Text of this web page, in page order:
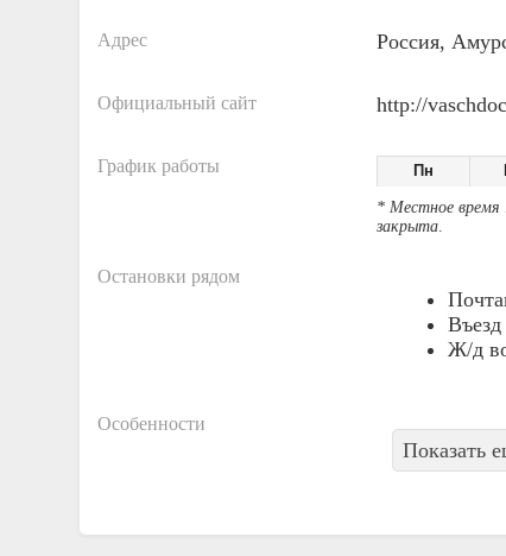
Адрес Россия,
Официальный сайт http://
График работы Пн
* Местное время
закрыта.
Остановки рядом
Ж/д
Особенности
Показать